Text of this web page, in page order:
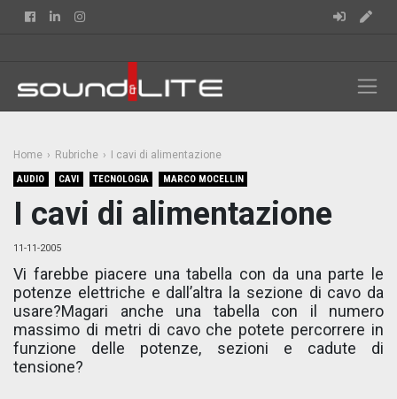
FacebookLinkedin
Home Rubriche I cavi di alimentazione
AUDIO CAVI TECNOLOGIA MARCO MOCELLIN
I cavi di alimentazione
11-11-2005
Vi farebbe piacere una tabella con da una parte le
potenze elettriche e dall’altra la sezione di cavo da
usare?Magari anche una tabella con il numero
massimo di metri di cavo che potete percorrere in
funzione delle potenze, sezioni e cadute di
tensione?